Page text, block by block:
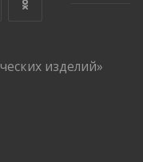
изделий»